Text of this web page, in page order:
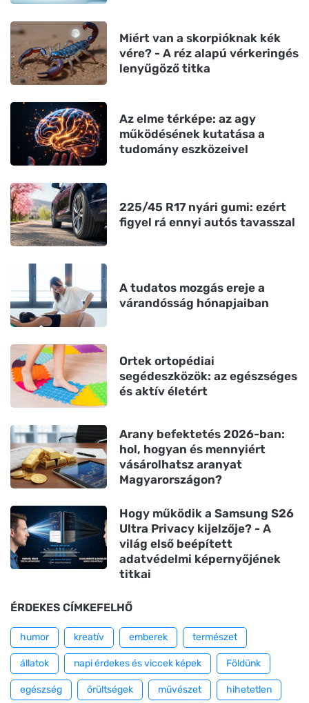
Miért van a skorpióknak kék
vére? - A réz alapú vérkeringés
lenyűgöző titka
Az elme térképe: az agy
működésének kutatása a
tudomány eszközeivel
225/45 R17 nyári gumi: ezért
figyel rá ennyi autós tavasszal
A tudatos mozgás ereje a
várandósság hónapjaiban
Ortek ortopédiai
segédeszközök: az egészséges
és aktív életért
Arany befektetés 2026-ban:
hol, hogyan és mennyiért
vásárolhatsz aranyat
Magyarországon?
Hogy működik a Samsung S26
Ultra Privacy kijelzője? - A
világ első beépített
adatvédelmi képernyőjének
titkai
ÉRDEKES CÍMKEFELHŐ
humor kreatív emberek természet
állatok napi érdekes és viccek képek Földünk
egészség őrültségek művészet hihetetlen